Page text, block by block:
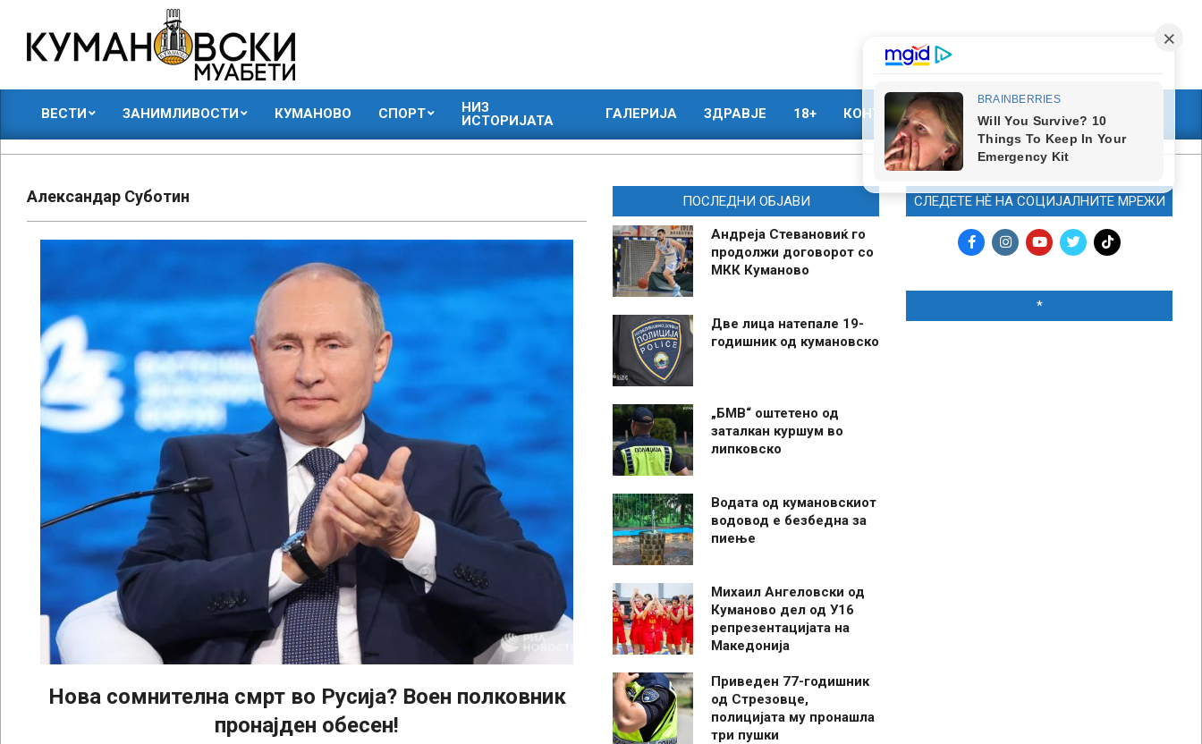
content
КУМАНОВСКИ
МУАБЕТИ
ВЕСТИ ЗАНИМЛИВОСТИ КУМАНОВО СПОРТ
НИЗ
ИСТОРИЈАТА
ГАЛЕРИЈА ЗДРАВЈЕ 18+ КОНТАКТ МАРКЕТИНГ
Александар Суботин
Нова сомнителна смрт во Русија? Воен полковник
пронајден обесен!
ПОСЛЕДНИ ОБЈАВИ
Андреја Стевановиќ го
продолжи договорот со
МКК Куманово
Две лица натепале 19-
годишник од кумановско
„БМВ“ оштетено од
заталкан куршум во
липковско
Водата од кумановскиот
водовод е безбедна за
пиење
Михаил Ангеловски од
Куманово дел од У16
репрезентацијата на
Македонија
Приведен 77-годишник
од Стрезовце,
полицијата му пронашла
три пушки
СЛЕДЕТЕ НЀ НА СОЦИЈАЛНИТЕ МРЕЖИ
*